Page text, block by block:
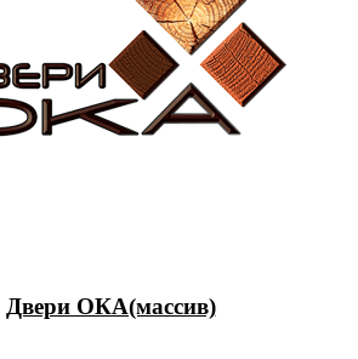
Двери ОКА(массив)